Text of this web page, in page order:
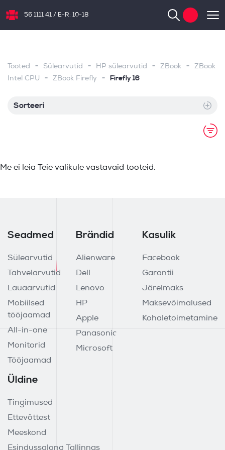
NB.ee
56 1111 41 / E-R: 10-18
Tooted - Sülearvutid - HP sülearvutid - ZBook -
ZBook
Intel CPU
- ZBook Firefly - Firefly 16
Sorteeri
Me ei leia Teie valikule vastavaid tooteid.
Seadmed
Sülearvutid
Tahvelarvutid
Lauaarvutid
Mobiilsed
tööjaamad
All-in-one
Monitorid
Tööjaamad
Brändid
Alienware
Dell
Lenovo
HP
Apple
Panasonic
Microsoft
Kasulik
Facebook
Garantii
Järelmaks
Maksevõimalused
Kohaletoimetamine
Üldine
Tingimused
Ettevõttest
Meeskond
Esindussalong Tallinnas